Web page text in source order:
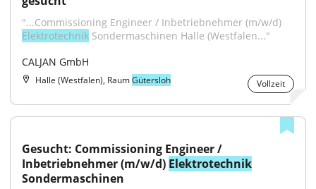
Elektrotechnik Sondermaschinen Halle (Westfalen..."
CALJAN GmbH
Halle (Westfalen), RaumGütersloh Vollzeit
Gesucht: Commissioning Engineer /
Inbetriebnehmer (m/w/d) Elektrotechnik
Sondermaschinen